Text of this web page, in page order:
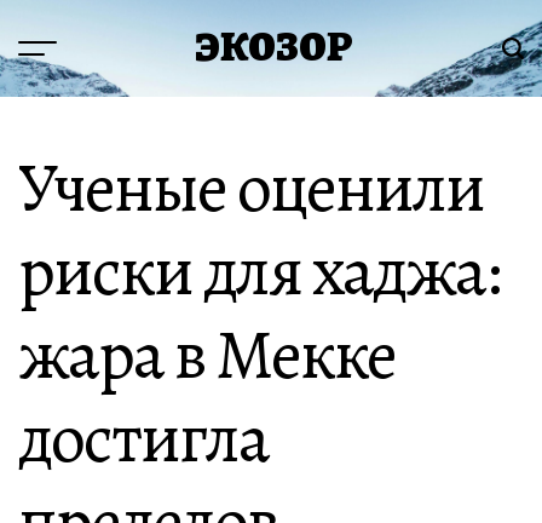
содержимому
Меню ЭКОЗОР
Ученые оценили
риски для хаджа:
жара в Мекке
достигла